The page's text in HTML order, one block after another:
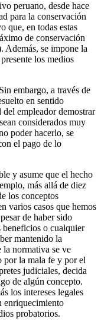
peruano, desde hace
para la conservación
que, en todas estas
de conservación
Además, se impone la
los medios
embargo, a través de
en sentido
empleador demostrar
considerados muy
poder hacerlo, se
el pago de lo
y asume que el hecho
más allá de diez
los conceptos
varios casos que hemos
de haber sido
beneficios o cualquier
mantenido la
la normativa se ve
por la mala fe y por el
judiciales, decida
de algún concepto.
los intereses legales
enriquecimiento
probatorios.